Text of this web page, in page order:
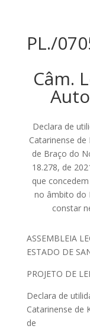
PL./
Câm.
Declara de
Catarinense
de Braço do
18.278, de
que
no âmbito do
constar
ASSEMBLEIA
ESTADO DE
PROJETO DE LEI
Declara de
Catarinense de
de